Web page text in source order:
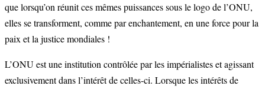
que lorsqu’on réunit ces mêmes puissances sous le logo de l’ONU,
elles se transforment, comme par enchantement, en une force pour la
paix et la justice mondiales !
L’ONU est une institution contrôlée par les impérialistes et agissant
exclusivement dans l’intérêt de celles-ci. Lorsque les intérêts de